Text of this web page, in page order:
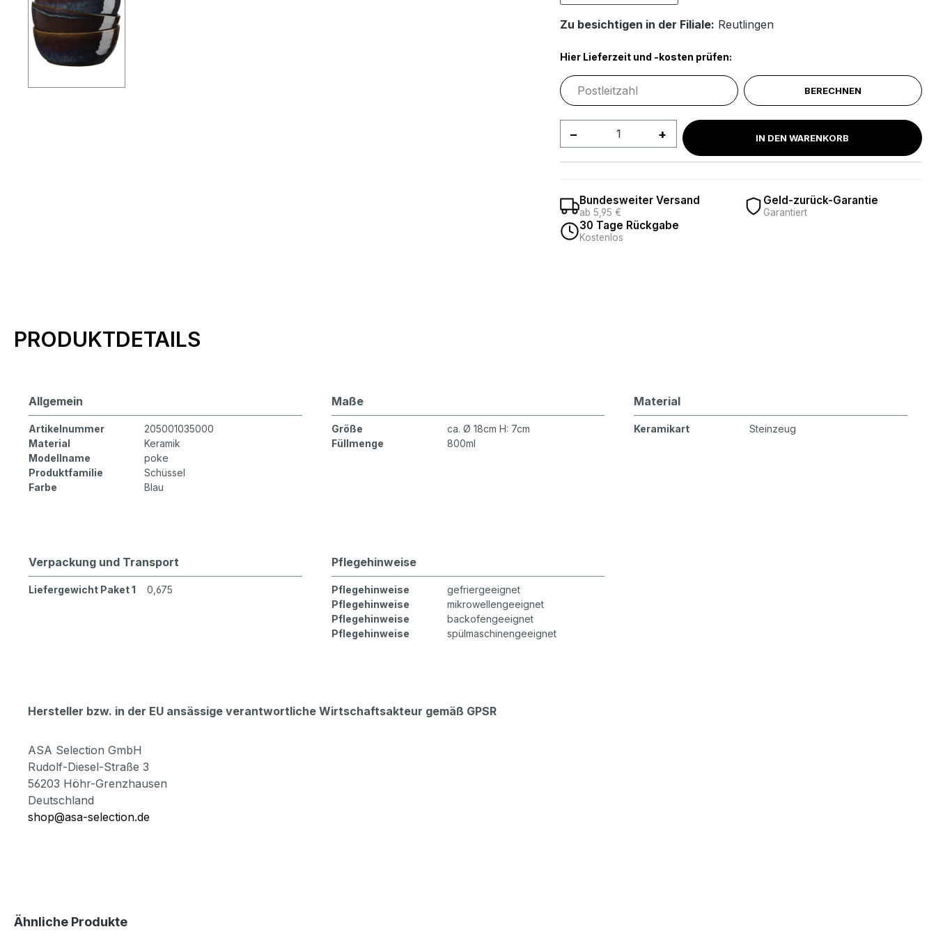
Zu besichtigen in der Filiale: Reutlingen
Hier Lieferzeit und -kosten prüfen:
BERECHNEN
Produkt Anzahl: Gib den gewünschten Wert
IN DEN WARENKORB
Bundesweiter Versand
ab 5,95 €
Geld-zurück-Garantie
Garantiert
30 Tage Rückgabe
Kostenlos
Produktinformationen
PRODUKTDETAILS
Allgemein
Artikelnummer
205001035000
Material
Keramik
Modellname
poke
Produktfamilie
Schüssel
Farbe
Blau
Maße
Größe
ca. Ø 18cm H: 7cm
Füllmenge
800ml
Material
Keramikart Steinzeug
Verpackung und Transport
Liefergewicht Paket 1 0,675
Pflegehinweise
Pflegehinweise
gefriergeeignet
Pflegehinweise
mikrowellengeeignet
Pflegehinweise
backofengeeignet
Pflegehinweise
spülmaschinengeeignet
Hersteller bzw. in der EU ansässige verantwortliche Wirtschaftsakteur gemäß GPSR
ASA Selection GmbH
Rudolf-Diesel-Straße 3
56203 Höhr-Grenzhausen
Deutschland
shop@asa-selection.de
Produktgalerie überspringen
Ähnliche Produkte